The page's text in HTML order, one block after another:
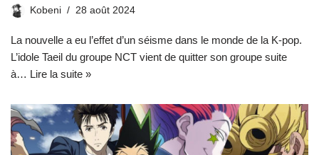
Kobeni 28 août 2024
La nouvelle a eu l’effet d’un séisme dans le monde de la K-pop.
L’idole Taeil du groupe NCT vient de quitter son groupe suite
à… Lire la suite »